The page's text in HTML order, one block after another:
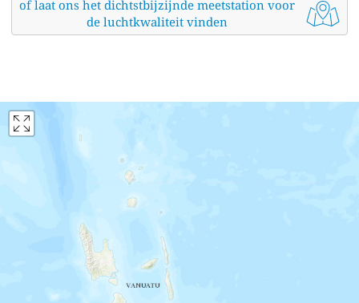
of laat ons het dichtstbijzijnde meetstation voor
de luchtkwaliteit vinden